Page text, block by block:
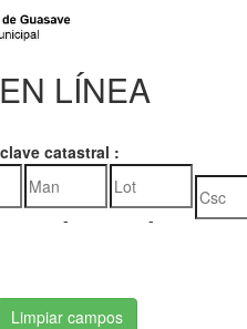
LÍNEA
catastral :
- -